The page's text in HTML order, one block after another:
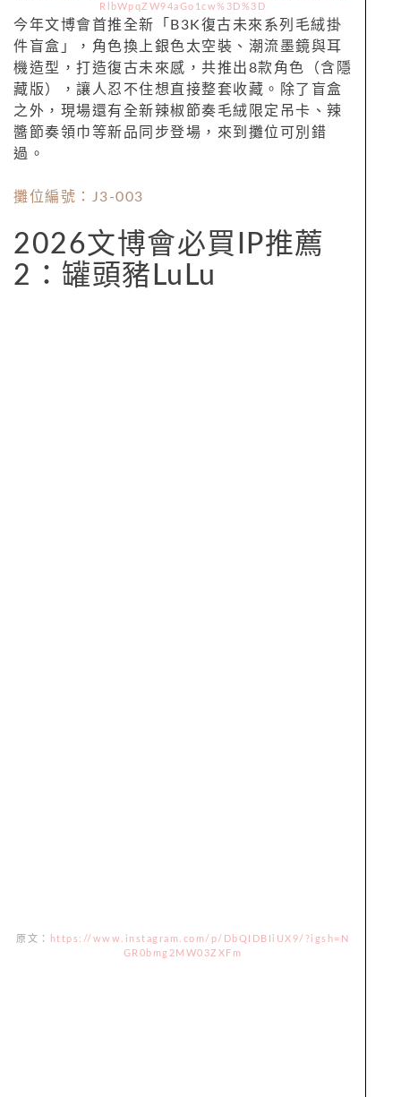
RlbWpqZW94aGo1cw%3D%3D
今年文博會首推全新「B3K復古未來系列毛絨掛
件盲盒」，角色換上銀色太空裝、潮流墨鏡與耳
機造型，打造復古未來感，共推出8款角色（含隱
藏版），讓人忍不住想直接整套收藏。除了盲盒
之外，現場還有全新辣椒節奏毛絨限定吊卡、辣
醬節奏領巾等新品同步登場，來到攤位可別錯
過。
攤位編號：J3-003
2026文博會必買IP推薦
2：罐頭豬LuLu
原文：
https://www.instagram.com/p/DbQIDBIiUX9/?igsh=N
GR0bmg2MW03ZXFm